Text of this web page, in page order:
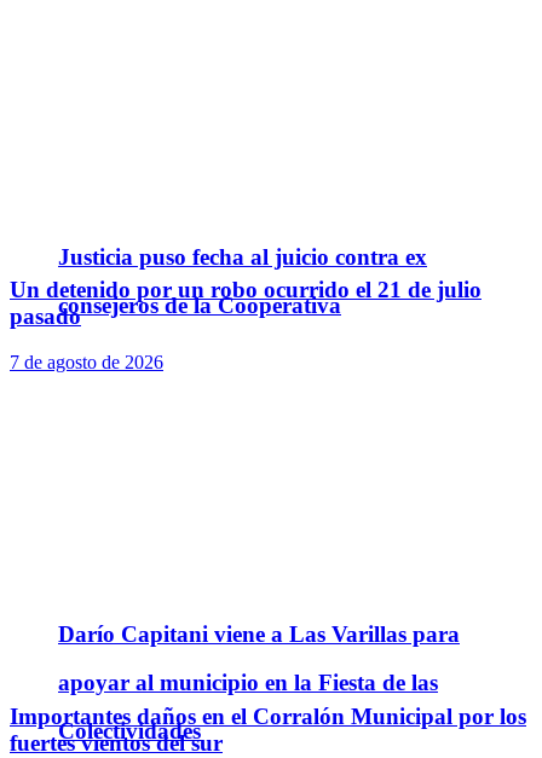
Justicia puso fecha al juicio contra ex
consejeros de la Cooperativa
Darío Capitani viene a Las Varillas para
apoyar al municipio en la Fiesta de las
Colectividades
Un detenido por un robo ocurrido el 21 de julio
pasado
7 de agosto de 2026
Importantes daños en el Corralón Municipal por los
fuertes vientos del sur